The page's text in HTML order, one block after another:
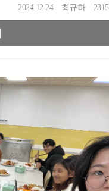
2024.12.24 최규하 2315